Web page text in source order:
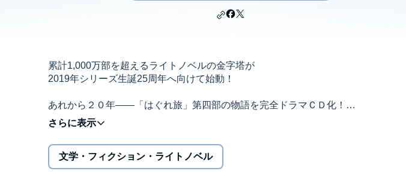
累計1,000万部を超えるライトノベルの金字塔が
2019年シリーズ生誕25周年へ向けて始動！
あれから２０年――「はぐれ旅」第四部の物語を完全ドラマＣＤ化！
森久保祥太郎、飯塚雅弓ほか豪華声優陣が集結!!
■CAST
オーフェン・フィンランディ：森久保祥太郎
文学・フィクション・ライトノベル